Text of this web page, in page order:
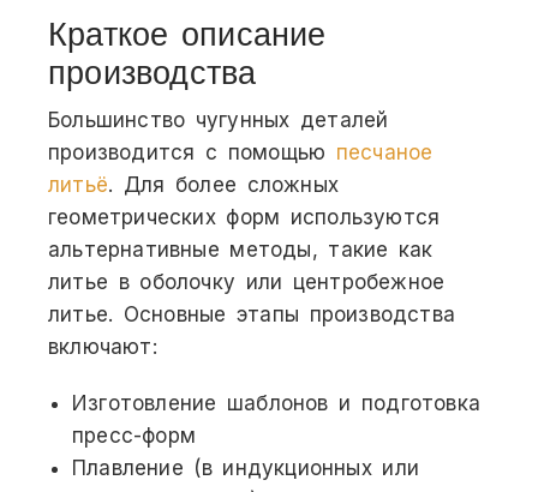
Краткое описание
производства
Большинство чугунных деталей
производится с помощью песчаное
литьё. Для более сложных
геометрических форм используются
альтернативные методы, такие как
литье в оболочку или центробежное
литье. Основные этапы производства
включают:
Изготовление шаблонов и подготовка
пресс-форм
Плавление (в индукционных или